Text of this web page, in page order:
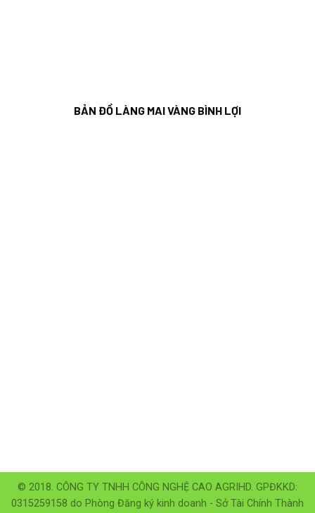
BẢN ĐỒ LÀNG MAI VÀNG BÌNH LỢI
© 2018. CÔNG TY TNHH CÔNG NGHỆ CAO AGRIHD. GPĐKKD:
0315259158 do Phòng Đăng ký kinh doanh - Sở Tài Chính Thành